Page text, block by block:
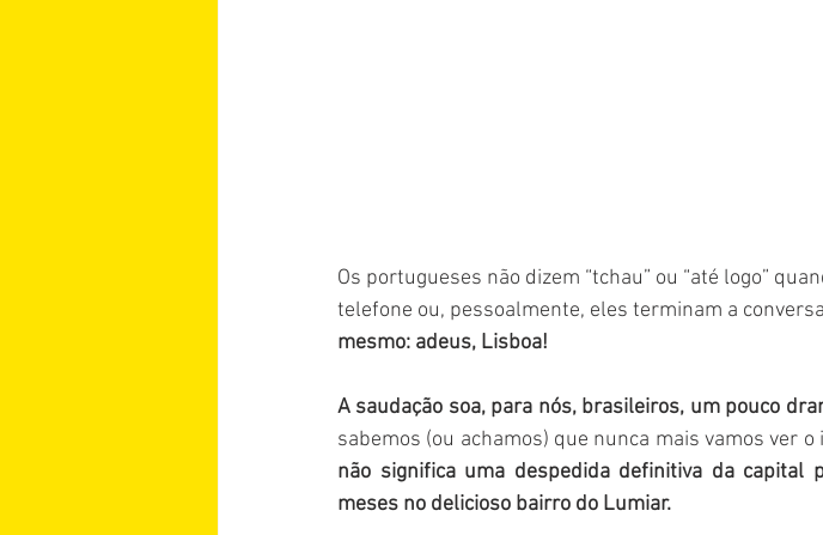
Os portugueses não dizem “tchau” ou “até logo”
telefone ou, pessoalmente, eles terminam a conversa
mesmo: adeus, Lisboa!
A saudação soa, para nós, brasileiros, um pouco
sabemos (ou achamos) que nunca mais vamos ver
não significa uma despedida definitiva da capital
meses no delicioso bairro do Lumiar.